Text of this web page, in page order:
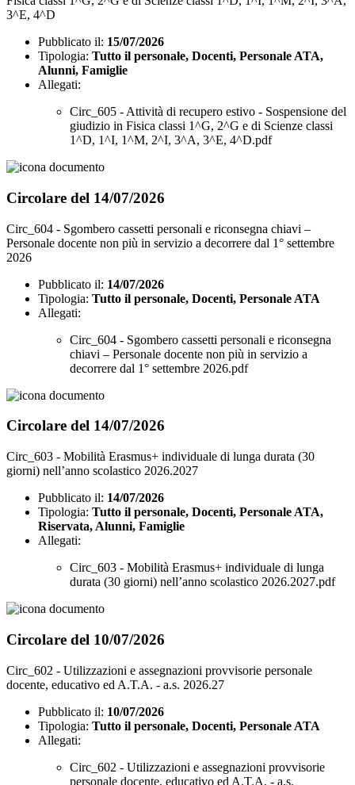
3^E, 4^D
Pubblicato il: 15/07/2026
Tipologia: Tutto il personale, Docenti, Personale ATA,
Alunni, Famiglie
Allegati:
Circ_605 - Attività di recupero estivo - Sospensione del
giudizio in Fisica classi 1^G, 2^G e di Scienze classi
1^D, 1^I, 1^M, 2^I, 3^A, 3^E, 4^D.pdf
Circolare del 14/07/2026
Circ_604 - Sgombero cassetti personali e riconsegna chiavi –
Personale docente non più in servizio a decorrere dal 1° settembre
2026
Pubblicato il: 14/07/2026
Tipologia: Tutto il personale, Docenti, Personale ATA
Allegati:
Circ_604 - Sgombero cassetti personali e riconsegna
chiavi – Personale docente non più in servizio a
decorrere dal 1° settembre 2026.pdf
Circolare del 14/07/2026
Circ_603 - Mobilità Erasmus+ individuale di lunga durata (30
giorni) nell’anno scolastico 2026.2027
Pubblicato il: 14/07/2026
Tipologia: Tutto il personale, Docenti, Personale ATA,
Riservata, Alunni, Famiglie
Allegati:
Circ_603 - Mobilità Erasmus+ individuale di lunga
durata (30 giorni) nell’anno scolastico 2026.2027.pdf
Circolare del 10/07/2026
Circ_602 - Utilizzazioni e assegnazioni provvisorie personale
docente, educativo ed A.T.A. - a.s. 2026.27
Pubblicato il: 10/07/2026
Tipologia: Tutto il personale, Docenti, Personale ATA
Allegati:
Circ_602 - Utilizzazioni e assegnazioni provvisorie
personale docente, educativo ed A.T.A. - a.s.